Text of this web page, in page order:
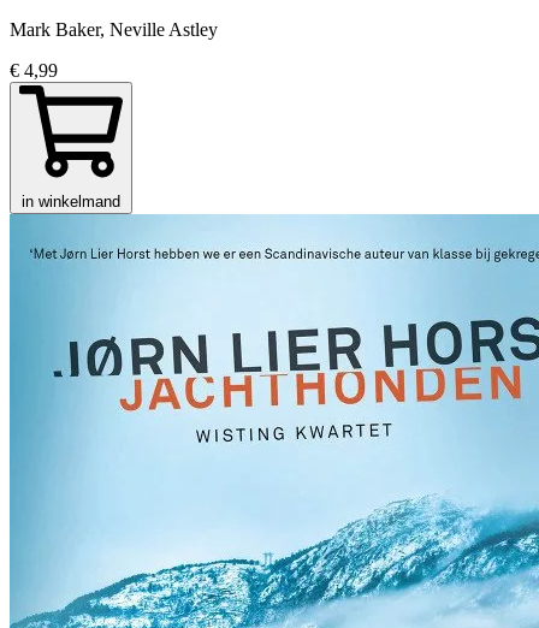
Mark Baker, Neville Astley
€ 4,99
in winkelmand